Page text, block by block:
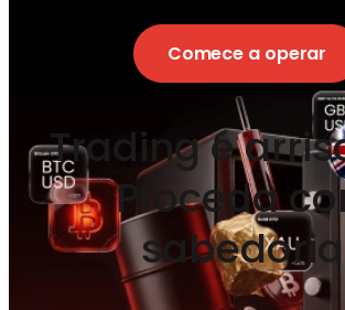
Comece a operar
Trading é
Proceda